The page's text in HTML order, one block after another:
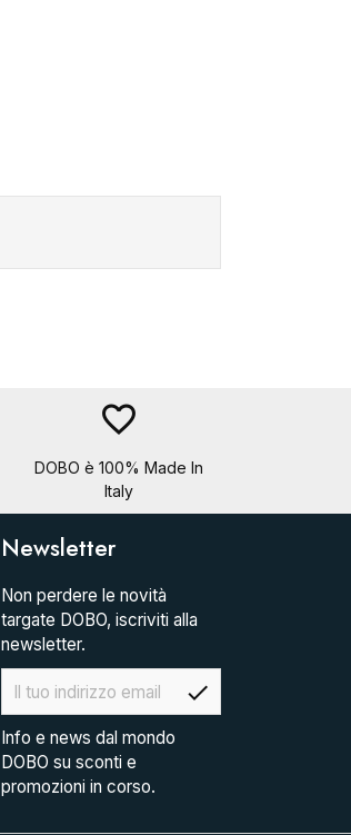
favorite_border
DOBO è 100% Made In
Italy
Newsletter
Non perdere le novità
targate DOBO, iscriviti alla
newsletter.
check
Info e news dal mondo
DOBO su sconti e
promozioni in corso.